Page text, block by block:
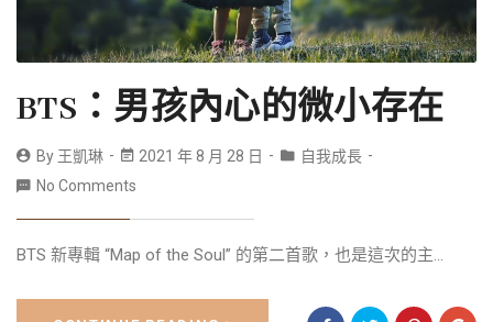
BTS：男孩內心的微小存在
By 王凱琳 2021 年 8 月 28 日
自我成長
No Comments
BTS 新專輯 “Map of the Soul” 的第二首歌，也是這次的主...